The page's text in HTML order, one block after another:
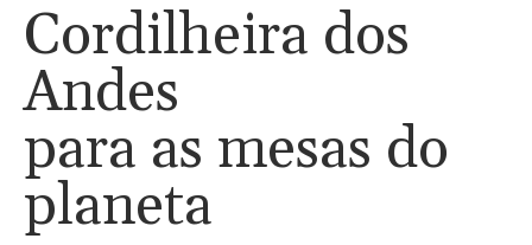
Cordilheira dos
Andes
para as mesas do
planeta